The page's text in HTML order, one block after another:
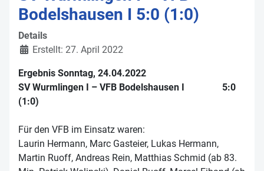
Bodelshausen I 5:0 (1:0)
Details
Erstellt: 27. April 2022
Ergebnis Sonntag, 24.04.2022
SV Wurmlingen I – VFB Bodelshausen I 5:0
(1:0)
Für den VFB im Einsatz waren:
Laurin Hermann, Marc Gasteier, Lukas Hermann,
Martin Ruoff, Andreas Rein, Matthias Schmid (ab 83.